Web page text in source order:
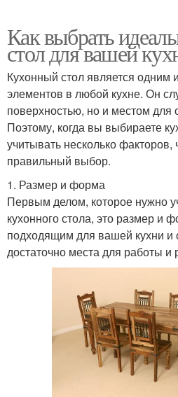
Как выбрать
стол для вашей
Кухонный стол является
элементов в любой кухне. Он
поверхностью, но и местом для
Поэтому, когда вы выбираете
учитывать несколько факторов,
правильный выбор.
1. Размер и форма
Первым делом, которое нужно
кухонного стола, это размер и
подходящим для вашей кухни и
достаточно места для работы